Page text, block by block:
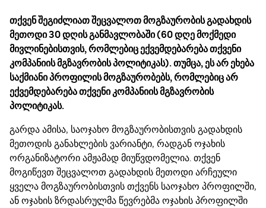
თქვენ შეგიძლიათ შეცვალოთ მოგზაურობის გადახდის
მეთოდი 30 დღის განმავლობაში (60 დღე მოქმედი
მივლინებისთვის, რომლებიც ექვემდებარება თქვენი
კომპანიის მგზავრობის პოლიტიკას). თუმცა, ეს არ ეხება
საქმიანი პროფილის მოგზაურობებს, რომლებიც არ
ექვემდებარება თქვენი კომპანიის მგზავრობის
პოლიტიკას.
გარდა ამისა, საოჯახო მოგზაურობისთვის გადახდის
მეთოდის განახლების ვარიანტი, რადგან ოჯახის
ორგანიზატორი ამჟამად მიუწვდომელია. თქვენ
მოგიწევთ შეცვალოთ გადახდის მეთოდი არჩეული
ყველა მოგზაურობისთვის თქვენს საოჯახო პროფილში,
ან ოჯახის ზრდასრულმა წევრებმა ოჯახის პროფილში